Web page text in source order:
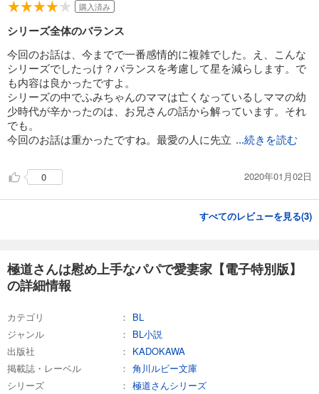
購入済み
シリーズ全体のバランス
今回のお話は、今までで一番感情的に複雑でした。え、こんな
シリーズでしたっけ？バランスを考慮して星を減らします。で
も内容は良かったですよ。
シリーズの中でふみちゃんのママは亡くなっているしママの幼
少時代が辛かったのは、お兄さんの話から解っています。それ
でも。
今回のお話は重かったですね。最愛の人に先立 ...続きを読む
0 2020年01月02日
すべてのレビューを見る(3)
極道さんは慰め上手なパパで愛妻家【電子特別版】
の詳細情報
カテゴリ
BL
ジャンル
BL小説
出版社
KADOKAWA
掲載誌・レーベル
角川ルビー文庫
シリーズ
極道さんシリーズ